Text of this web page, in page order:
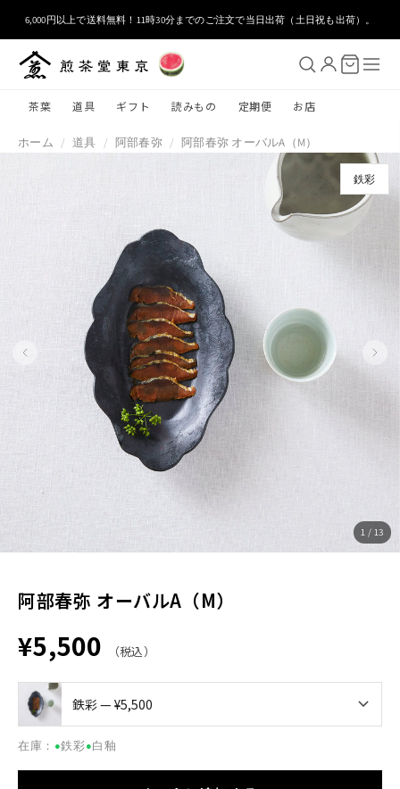
ンツに
進む
6,000円以上で送料無料！11時30分までのご注文で当日出荷（土日祝も出荷）。
茶葉 道具 ギフト 読みもの 定期便 お店
ホーム / 道具 / 阿部春弥 / 阿部春弥 オーバルA（M）
鉄彩
1 / 13
阿部春弥 オーバルA（M）
¥5,500 （税込）
在庫： ●鉄彩●白釉